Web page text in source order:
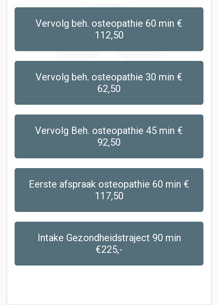
Vervolg beh. osteopathie 60 min €
112,50
Vervolg beh. osteopathie 30 min €
62,50
Vervolg Beh. osteopathie 45 min €
92,50
Eerste afspraak osteopathie 60 min €
117,50
Intake Gezondheidstraject 90 min
€225,-